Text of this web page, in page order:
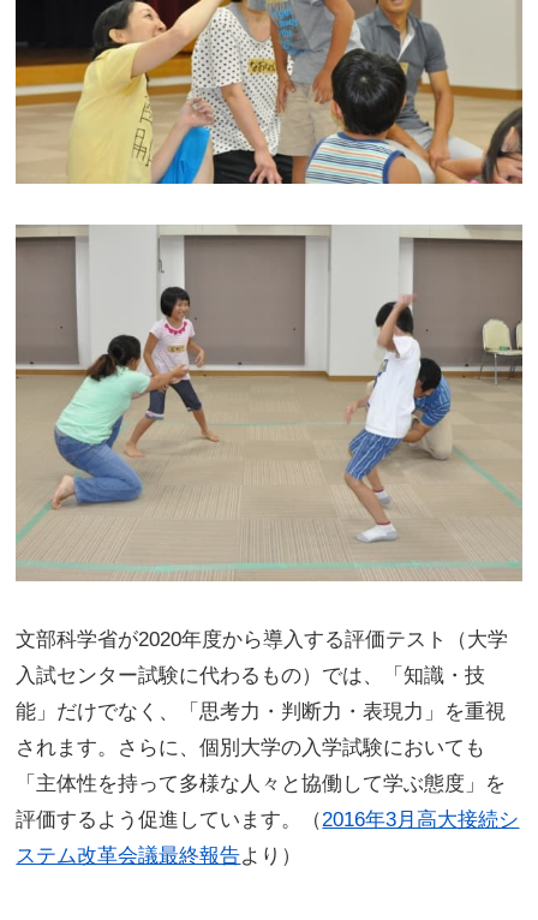
文部科学省が2020年度から導入する評価テスト（大学
入試センター試験に代わるもの）では、「知識・技
能」だけでなく、「思考力・判断力・表現力」を重視
されます。さらに、個別大学の入学試験においても
「主体性を持って多様な人々と協働して学ぶ態度」を
評価するよう促進しています。（2016年3月高大接続シ
ステム改革会議最終報告より）